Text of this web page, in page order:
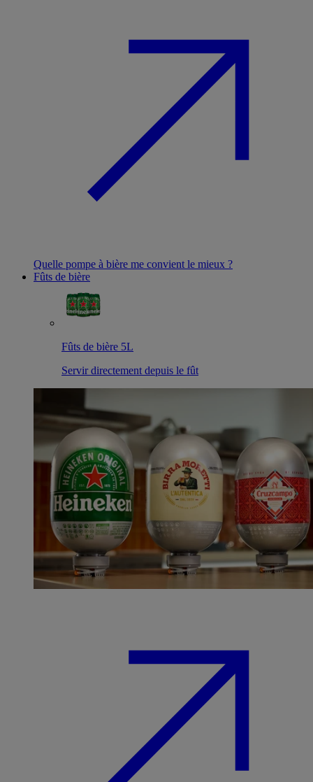
Quelle pompe à bière me convient le mieux ?
Fûts de bière
Fûts de bière 5L
Servir directement depuis le fût